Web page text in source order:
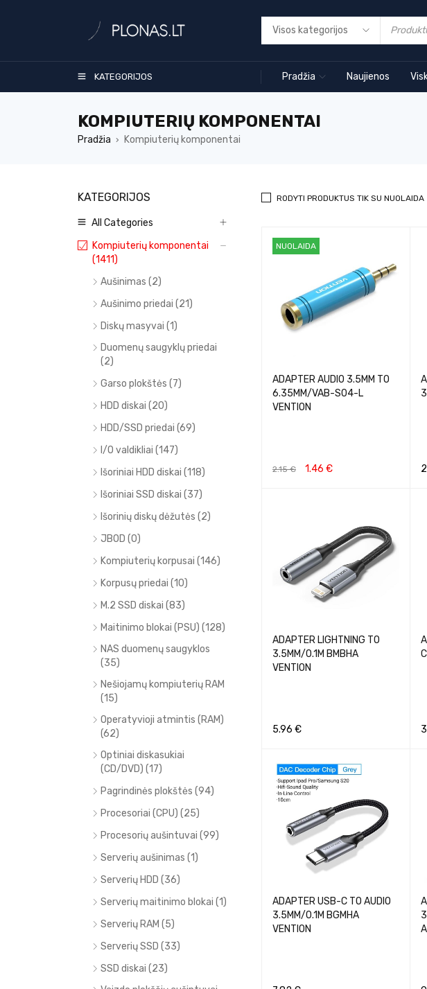
KATEGORIJOS Pradžia Naujienos
KOMPIUTERIŲ KOMPONENTAI
Pradžia › Kompiuterių komponentai
KATEGORIJOS
All Categories
Kompiuterių komponentai
(1411)
Aušinimas (2)
Aušinimo priedai (21)
Diskų masyvai (1)
Duomenų saugyklų priedai
(2)
Garso plokštės (7)
HDD diskai (20)
HDD/SSD priedai (69)
I/O valdikliai (147)
Išoriniai HDD diskai (118)
Išoriniai SSD diskai (37)
Išorinių diskų dėžutės (2)
JBOD (0)
Kompiuterių korpusai (146)
Korpusų priedai (10)
M.2 SSD diskai (83)
Maitinimo blokai (PSU) (128)
NAS duomenų saugyklos
(35)
Nešiojamų kompiuterių RAM
(15)
Operatyvioji atmintis (RAM)
(62)
Optiniai diskasukiai
(CD/DVD) (17)
Pagrindinės plokštės (94)
Procesoriai (CPU) (25)
Procesorių aušintuvai (99)
Serverių aušinimas (1)
Serverių HDD (36)
Serverių maitinimo blokai (1)
Serverių RAM (5)
Serverių SSD (33)
SSD diskai (23)
RODYTI PRODUKTUS TIK SU NUOLAIDA
NUOLAIDA
ADAPTER AUDIO 3.5MM TO
6.35MM/VAB-S04-L
VENTION
2.15€ 1.46 €
ADAPTER LIGHTNING TO
3.5MM/0.1M BMBHA
VENTION
5.96 €
ADAPTER USB-C TO AUDIO
3.5MM/0.1M BGMHA
VENTION